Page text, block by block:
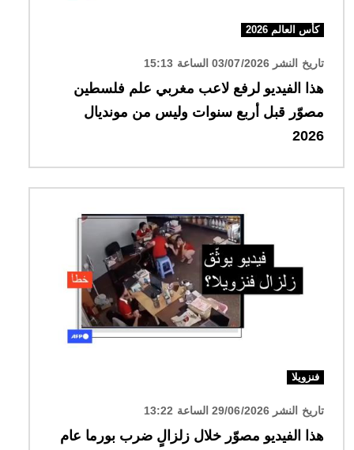
كأس العالم 2026
تاريخ النشر 03/07/2026 الساعة 15:13
هذا الفيديو لرفع لاعب مغربي علم فلسطين
مصوّر قبل أربع سنوات وليس من مونديال
2026
فنزويلا
تاريخ النشر 29/06/2026 الساعة 13:22
هذا الفيديو مصوّر خلال زلزالٍ ضرب بورما عام